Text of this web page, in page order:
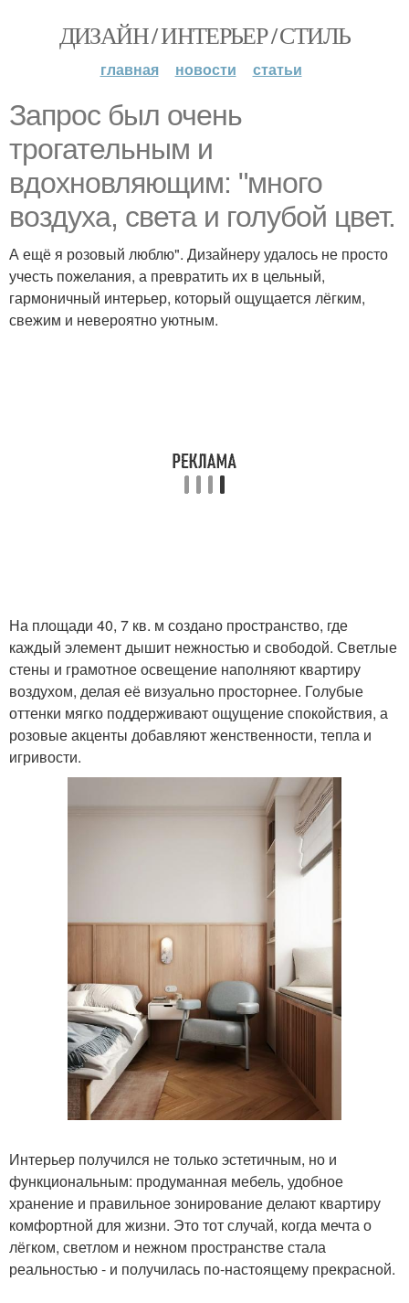
ДИЗАЙН / ИНТЕРЬЕР / СТИЛЬ
главная новости статьи
Запрос был очень
трогательным и
вдохновляющим: "много
воздуха, света и голубой цвет.
А ещё я розовый люблю". Дизайнеру удалось не просто
учесть пожелания, а превратить их в цельный,
гармоничный интерьер, который ощущается лёгким,
свежим и невероятно уютным.
На площади 40, 7 кв. м создано пространство, где
каждый элемент дышит нежностью и свободой. Светлые
стены и грамотное освещение наполняют квартиру
воздухом, делая её визуально просторнее. Голубые
оттенки мягко поддерживают ощущение спокойствия, а
розовые акценты добавляют женственности, тепла и
игривости.
Интерьер получился не только эстетичным, но и
функциональным: продуманная мебель, удобное
хранение и правильное зонирование делают квартиру
комфортной для жизни. Это тот случай, когда мечта о
лёгком, светлом и нежном пространстве стала
реальностью - и получилась по-настоящему прекрасной.